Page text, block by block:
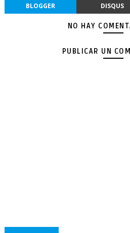
BLOGGER DISQUS
NO HAY
PUBLICAR UN